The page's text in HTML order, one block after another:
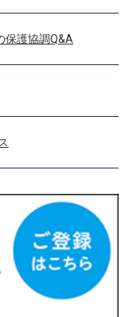
護協調Q&A